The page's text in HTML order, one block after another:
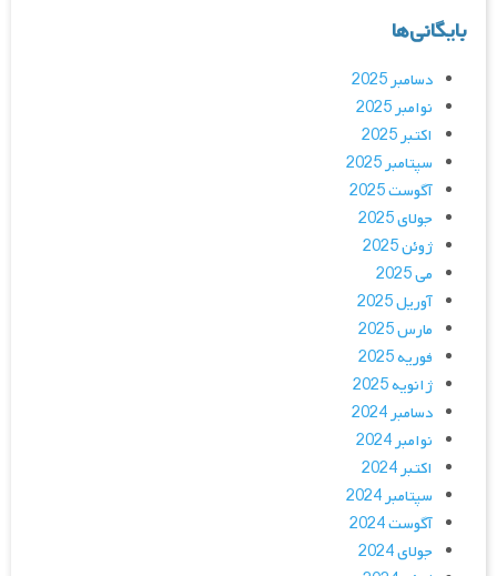
بایگانی‌ها
دسامبر 2025
نوامبر 2025
اکتبر 2025
سپتامبر 2025
آگوست 2025
جولای 2025
ژوئن 2025
می 2025
آوریل 2025
مارس 2025
فوریه 2025
ژانویه 2025
دسامبر 2024
نوامبر 2024
اکتبر 2024
سپتامبر 2024
آگوست 2024
جولای 2024